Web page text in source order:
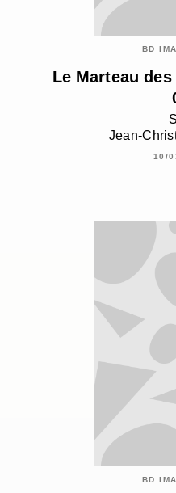
BD
Le Marteau
Jean-
10/
BD